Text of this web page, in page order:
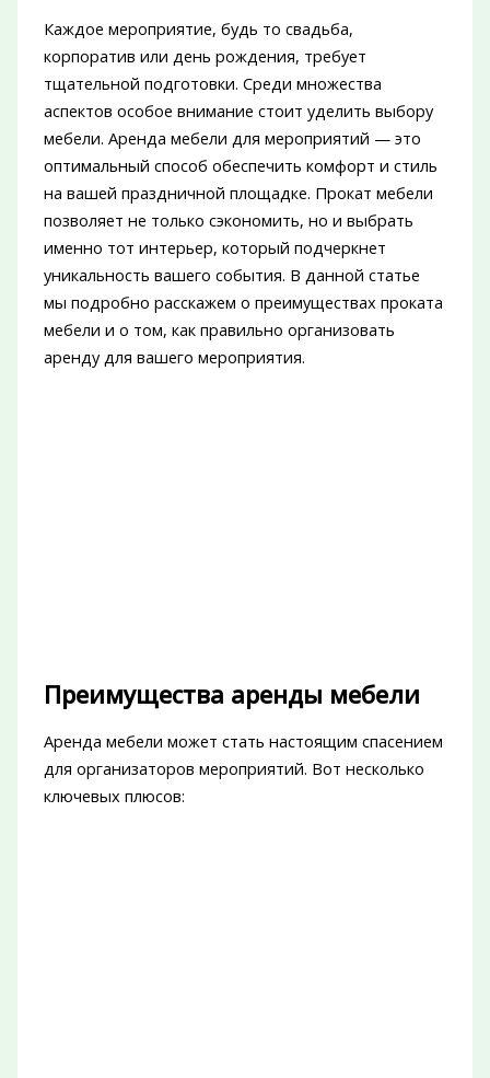
Каждое мероприятие, будь то свадьба,
корпоратив или день рождения, требует
тщательной подготовки. Среди множества
аспектов особое внимание стоит уделить выбору
мебели. Аренда мебели для мероприятий — это
оптимальный способ обеспечить комфорт и стиль
на вашей праздничной площадке. Прокат мебели
позволяет не только сэкономить, но и выбрать
именно тот интерьер, который подчеркнет
уникальность вашего события. В данной статье
мы подробно расскажем о преимуществах проката
мебели и о том, как правильно организовать
аренду для вашего мероприятия.
Преимущества аренды мебели
Аренда мебели может стать настоящим спасением
для организаторов мероприятий. Вот несколько
ключевых плюсов: